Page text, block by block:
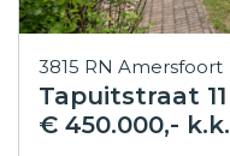
3815 RN Amersfoort
Tapuitstraat 11
€ 450.000,- k.k.